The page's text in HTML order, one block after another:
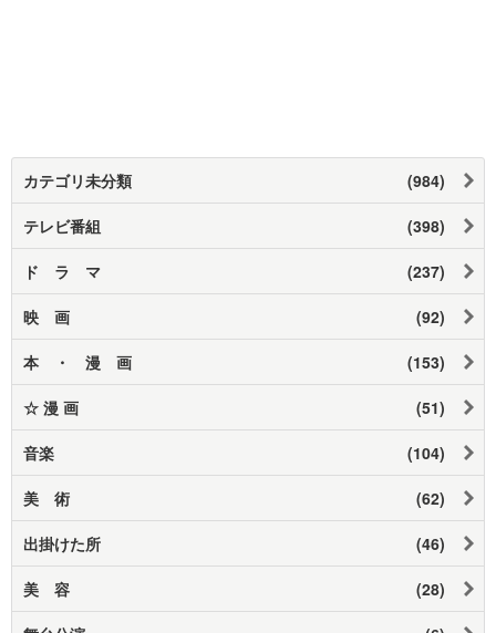
カテゴリ未分類 (984)
テレビ番組 (398)
ド ラ マ (237)
映 画 (92)
本 ・ 漫 画 (153)
☆ 漫 画 (51)
音楽 (104)
美 術 (62)
出掛けた所 (46)
美 容 (28)